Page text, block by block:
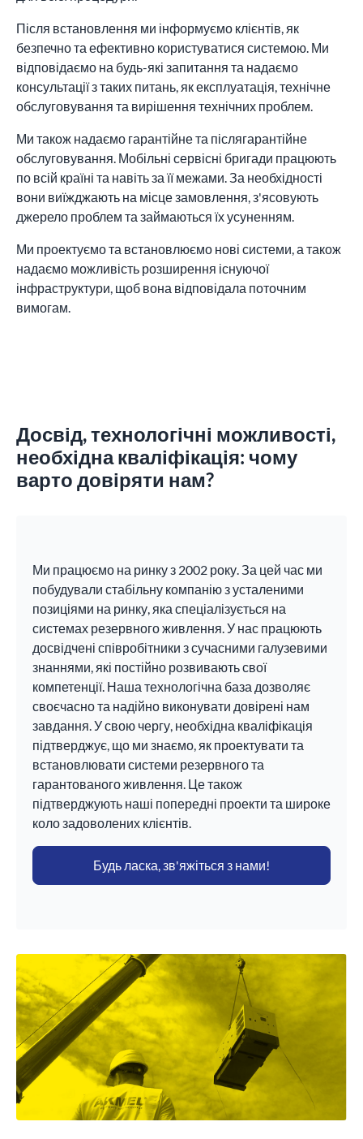
Після встановлення ми інформуємо клієнтів, як
безпечно та ефективно користуватися системою. Ми
відповідаємо на будь-які запитання та надаємо
консультації з таких питань, як експлуатація, технічне
обслуговування та вирішення технічних проблем.
Ми також надаємо гарантійне та післягарантійне
обслуговування. Мобільні сервісні бригади працюють
по всій країні та навіть за її межами. За необхідності
вони виїжджають на місце замовлення, з'ясовують
джерело проблем та займаються їх усуненням.
Ми проектуємо та встановлюємо нові системи, а також
надаємо можливість розширення існуючої
інфраструктури, щоб вона відповідала поточним
вимогам.
Досвід, технологічні можливості,
необхідна кваліфікація: чому
варто довіряти нам?
Ми працюємо на ринку з 2002 року. За цей час ми
побудували стабільну компанію з усталеними
позиціями на ринку, яка спеціалізується на
системах резервного живлення. У нас працюють
досвідчені співробітники з сучасними галузевими
знаннями, які постійно розвивають свої
компетенції. Наша технологічна база дозволяє
своєчасно та надійно виконувати довірені нам
завдання. У свою чергу, необхідна кваліфікація
підтверджує, що ми знаємо, як проектувати та
встановлювати системи резервного та
гарантованого живлення. Це також
підтверджують наші попередні проекти та широке
коло задоволених клієнтів.
Будь ласка, зв'яжіться з нами!